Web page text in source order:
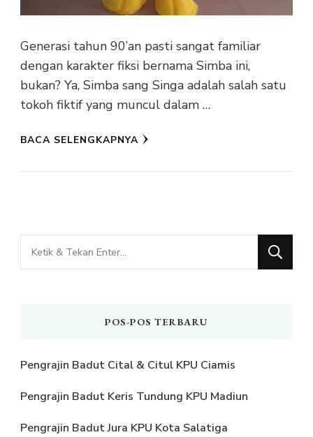
Generasi tahun 90’an pasti sangat familiar
dengan karakter fiksi bernama Simba ini,
bukan? Ya, Simba sang Singa adalah salah satu
tokoh fiktif yang muncul dalam …
BACA SELENGKAPNYA
Mencari
Sesuatu?
POS-POS TERBARU
Pengrajin Badut Cital & Citul KPU Ciamis
Pengrajin Badut Keris Tundung KPU Madiun
Pengrajin Badut Jura KPU Kota Salatiga